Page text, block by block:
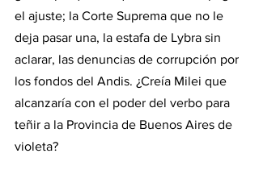
el ajuste; la Corte Suprema que no le
deja pasar una, la estafa de Lybra sin
aclarar, las denuncias de corrupción por
los fondos del Andis. ¿Creía Milei que
alcanzaría con el poder del verbo para
teñir a la Provincia de Buenos Aires de
violeta?